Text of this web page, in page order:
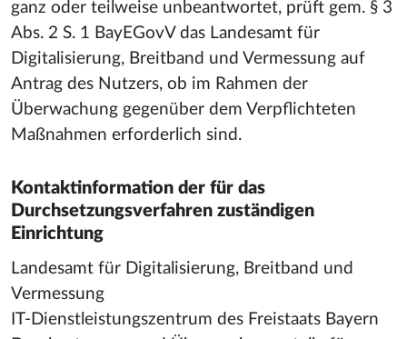
ganz oder teilweise unbeantwortet, prüft gem. § 3
Abs. 2 S. 1 BayEGovV das Landesamt für
Digitalisierung, Breitband und Vermessung auf
Antrag des Nutzers, ob im Rahmen der
Überwachung gegenüber dem Verpflichteten
Maßnahmen erforderlich sind.
Kontaktinformation der für das
Durchsetzungsverfahren zuständigen
Einrichtung
Landesamt für Digitalisierung, Breitband und
Vermessung
IT-Dienstleistungszentrum des Freistaats Bayern